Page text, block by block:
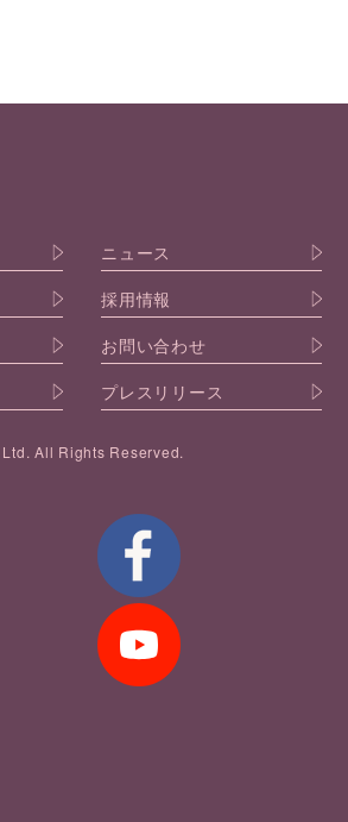
ニュース
採用情報
お問い合わせ
プレスリリース
All Rights Reserved.